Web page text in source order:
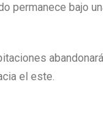
permanece bajo
el este.